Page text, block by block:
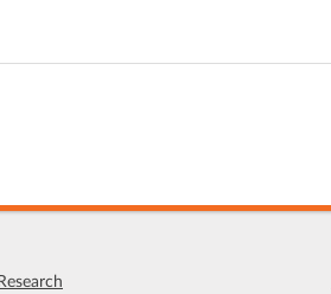
Research